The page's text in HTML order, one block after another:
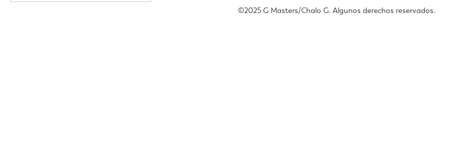
©️2025 G Masters/Chalo G. Algunos derechos reservados.